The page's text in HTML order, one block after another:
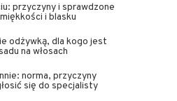
przyczyny i sprawdzone
i blasku
odżywką, dla kogo jest
na włosach
norma, przyczyny
się do specjalisty